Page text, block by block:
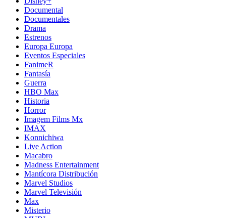
Documental
Documentales
Drama
Estrenos
Europa Europa
Eventos Especiales
FanimeR
Fantasía
Guerra
HBO Max
Historia
Horror
Imagem Films Mx
IMAX
Konnichiwa
Live Action
Macabro
Madness Entertainment
Mantícora Distribución
Marvel Studios
Marvel Televisión
Max
Misterio